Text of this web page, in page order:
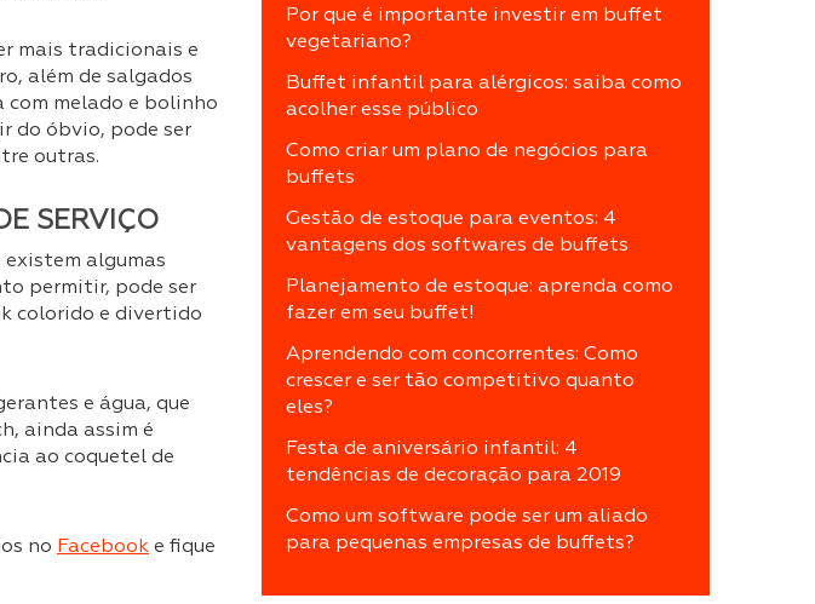
mais tradicionais e
além de salgados
com melado e bolinho
do óbvio, pode ser
outras.
SERVIÇO
algumas
permitir, pode ser
colorido e divertido
e água, que
ainda assim é
ao coquetel de
no Facebook e fique
Por que é importante investir em buffet
vegetariano?
Buffet infantil para alérgicos: saiba como
acolher esse público
Como criar um plano de negócios para
buffets
Gestão de estoque para eventos: 4
vantagens dos softwares de buffets
Planejamento de estoque: aprenda como
fazer em seu buffet!
Aprendendo com concorrentes: Como
crescer e ser tão competitivo quanto
eles?
Festa de aniversário infantil: 4
tendências de decoração para 2019
Como um software pode ser um aliado
para pequenas empresas de buffets?